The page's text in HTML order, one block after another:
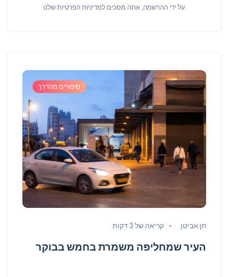
על ידי ההרשמה, אתה מסכים למדיניות הפרטיות שלנו
סיפורים מהדרך
חן אביטן קריאה של 3 דקות
העיר שמחליפה משמרת בחמש בבוקר